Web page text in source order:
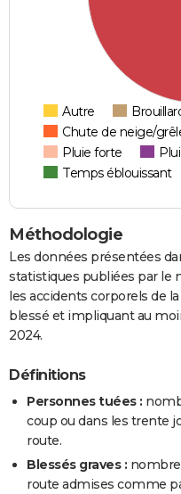
Autre
Chute de neige/
Pluie forte
Temps éblouissant
Méthodologie
Les données présentées
statistiques publiées par le
les accidents corporels de
blessé et impliquant au
2024.
Définitions
Personnes tuées :
coup ou dans les trente
route.
Blessés graves :
route admises comme